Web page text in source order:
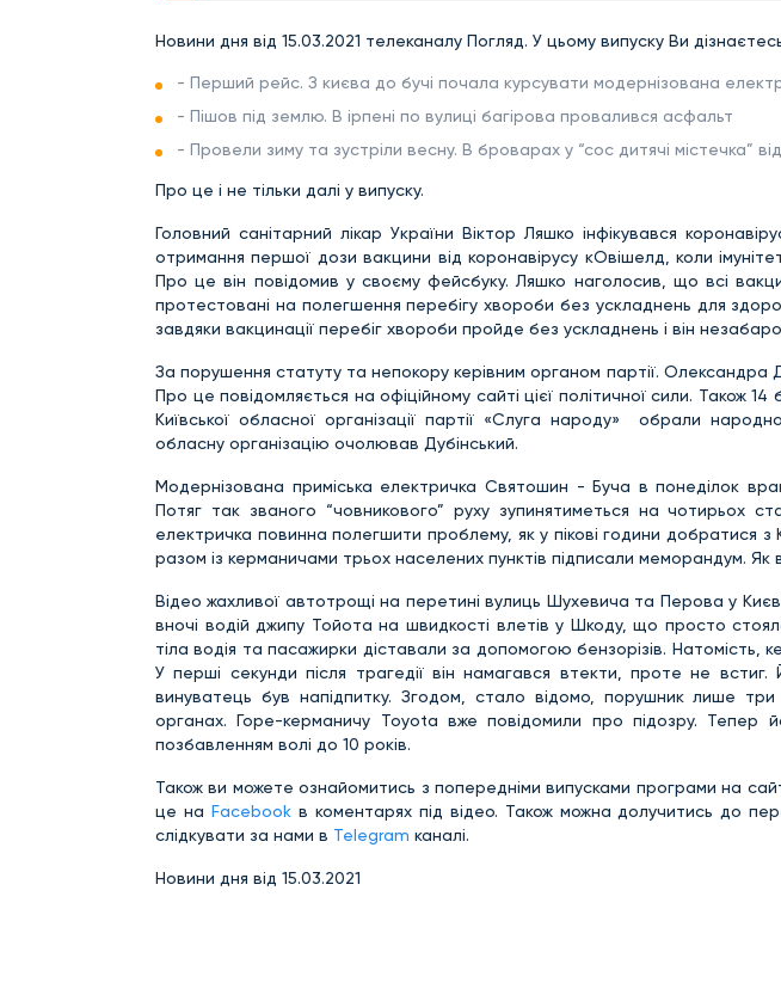
Новини дня від 15.03.2021 телеканалу Погляд. У цьому випуску Ви
- Перший рейс. З києва до бучі почала курсувати модернізована
- Пішов під землю. В ірпені по вулиці багірова провалився асфальт
- Провели зиму та зустріли весну. В броварах у “сос дитячі містечка”
Про це і не тільки далі у випуску.
Головний санітарний лікар України Віктор Ляшко інфікувався
отримання першої дози вакцини від коронавірусу кОвішелд, коли
Про це він повідомив у своєму фейсбуку. Ляшко наголосив, що всі
протестовані на полегшення перебігу хвороби без ускладнень для
завдяки вакцинації перебіг хвороби пройде без ускладнень і він
За порушення статуту та непокору керівним органом партії. Олександра
Про це повідомляється на офіційному сайті цієї політичної сили. Також
Київської обласної організації партії «Слуга народу» обрали
обласну організацію очолював Дубінський.
Модернізована приміська електричка Святошин - Буча в понеділок
Потяг так званого “човникового” руху зупинятиметься на чотирьох
електричка повинна полегшити проблему, як у пікові години добратися
разом із керманичами трьох населених пунктів підписали меморандум.
Відео жахливої автотрощі на перетині вулиць Шухевича та Перова у
вночі водій джипу Тойота на швидкості влетів у Шкоду, що просто
тіла водія та пасажирки діставали за допомогою бензорізів.
У перші секунди після трагедії він намагався втекти, проте не
винуватець був напідпитку. Згодом, стало відомо, порушник лише
органах. Горе-керманичу Toyota вже повідомили про підозру. Тепер
позбавленням волі до 10 років.
Також ви можете ознайомитись з попередніми випусками програми на
це на Facebookв коментарях під відео. Також можна долучитись до
слідкувати за нами в Telegram каналі.
Новини дня від 15.03.2021